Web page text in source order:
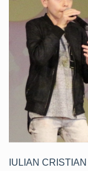
IULIAN